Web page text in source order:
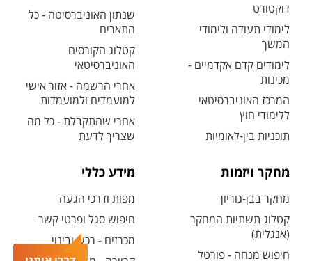
דוקטורט
לימודי תעודה ולימודי
המשך
לימודים קדם אקדמיים -
מכינות
המרכז האוניברסיטאי
ללימודי חוץ
תוכניות בין-לאומיות
שנתון האוניברסיטה - כל
התארים
קטלוג הקורסים
האוניברסיטאי
אחרי הרשמה - אזור אישי
למועמדים ולמועמדות
אחרי שהתקבלת - כל מה
שצריך לדעת
מחקר ויזמות
מחקר בבן-גוריון
קטלוג תשתיות המחקר
(אנגלית)
חיפוש מנחה - פורטל
מידע כללי
מפות ודרכי הגעה
חיפוש סגל ופרטי קשר
מכרזים - רכש ובינוי